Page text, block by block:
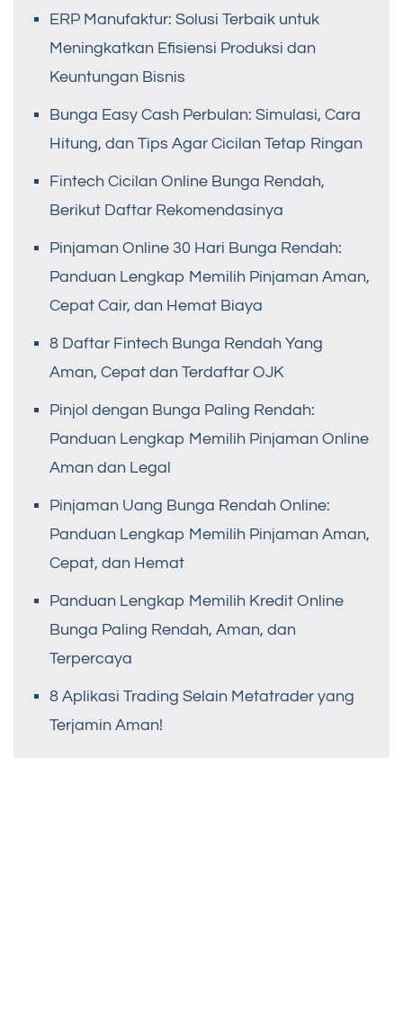
ERP Manufaktur: Solusi Terbaik untuk
Meningkatkan Efisiensi Produksi dan
Keuntungan Bisnis
Bunga Easy Cash Perbulan: Simulasi, Cara
Hitung, dan Tips Agar Cicilan Tetap Ringan
Fintech Cicilan Online Bunga Rendah,
Berikut Daftar Rekomendasinya
Pinjaman Online 30 Hari Bunga Rendah:
Panduan Lengkap Memilih Pinjaman Aman,
Cepat Cair, dan Hemat Biaya
8 Daftar Fintech Bunga Rendah Yang
Aman, Cepat dan Terdaftar OJK
Pinjol dengan Bunga Paling Rendah:
Panduan Lengkap Memilih Pinjaman Online
Aman dan Legal
Pinjaman Uang Bunga Rendah Online:
Panduan Lengkap Memilih Pinjaman Aman,
Cepat, dan Hemat
Panduan Lengkap Memilih Kredit Online
Bunga Paling Rendah, Aman, dan
Terpercaya
8 Aplikasi Trading Selain Metatrader yang
Terjamin Aman!